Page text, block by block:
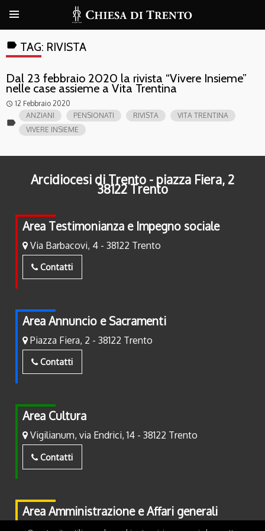
label TAG: RIVISTA
Dal 23 febbraio 2020 la rivista “Vivere Insieme”
nelle case assieme a Vita Trentina
access_time 12 Febbraio 2020
label
ANZIANI PENSIONATI RIVISTA
VITA TRENTINA
VIVERE INSIEME
Arcidiocesi di Trento - piazza Fiera, 2
38122 Trento
Area Testimonianza e Impegno sociale
Via Barbacovi, 4 - 38122 Trento
Contatti
Area Annuncio e Sacramenti
Piazza Fiera, 2 - 38122 Trento
Contatti
Area Cultura
Vigilianum, via Endrici, 14 - 38122 Trento
Contatti
Area Amministrazione e Affari generali